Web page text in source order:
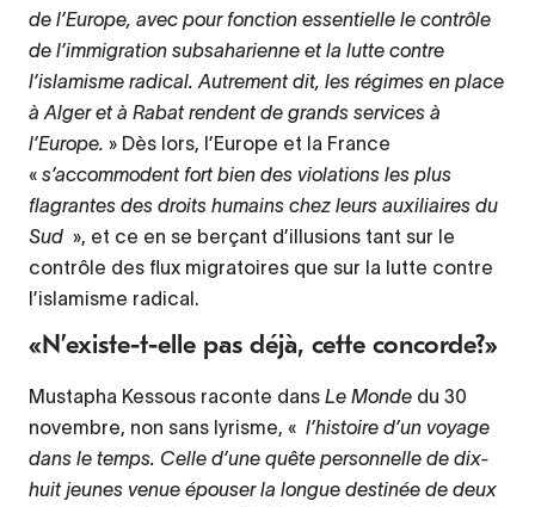
de l’Europe, avec pour fonction essentielle le contrôle
de l’immigration subsaharienne et la lutte contre
l’islamisme radical. Autrement dit, les régimes en place
à Alger et à Rabat rendent de grands services à
l’Europe. » Dès lors, l’Europe et la France
« s’accommodent fort bien des violations les plus
flagrantes des droits humains chez leurs auxiliaires du
Sud », et ce en se berçant d’illusions tant sur le
contrôle des flux migratoires que sur la lutte contre
l’islamisme radical.
«N’existe-t-elle pas déjà, cette concorde?»
Mustapha Kessous raconte dans Le Monde du 30
novembre, non sans lyrisme, « l’histoire d’un voyage
dans le temps. Celle d’une quête personnelle de dix-
huit jeunes venue épouser la longue destinée de deux